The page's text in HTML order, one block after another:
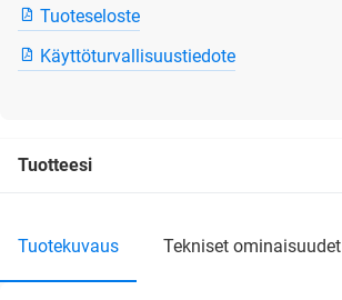
Tuoteseloste
Käyttöturvallisuustiedote
Tuotteesi
tuotekuvaus tekniset ominaisuudet